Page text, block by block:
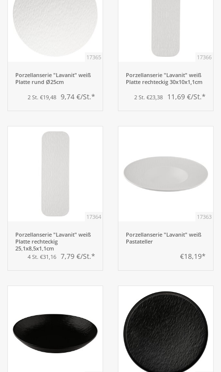
17365
Porzellanserie "Lavanit" weiß
Platte rund Ø25cm
2 St. €19,48 9,74 €/St.*
17366
Porzellanserie "Lavanit" weiß
Platte rechteckig 30x10x1,1cm
2 St. €23,38 11,69 €/St.*
17364
Porzellanserie "Lavanit" weiß
Platte rechteckig
25,1x8,5x1,1cm
4 St. €31,16 7,79 €/St.*
17363
Porzellanserie "Lavanit" weiß
Pastateller
€18,19*